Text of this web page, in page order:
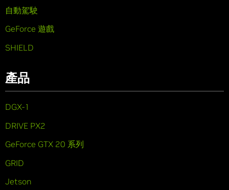
自動駕駛
GeForce 遊戲
SHIELD
產品
DGX-1
DRIVE PX2
GeForce GTX 20 系列
GRID
Jetson